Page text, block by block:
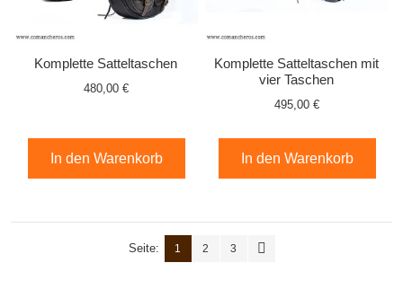
Komplette Satteltaschen
480,00 €
In den Warenkorb
Komplette Satteltaschen mit
vier Taschen
495,00 €
In den Warenkorb
Seite: 1 2 3